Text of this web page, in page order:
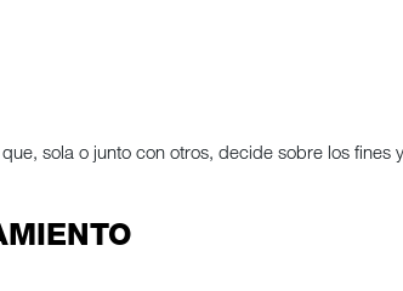
sola o junto con otros, decide sobre los